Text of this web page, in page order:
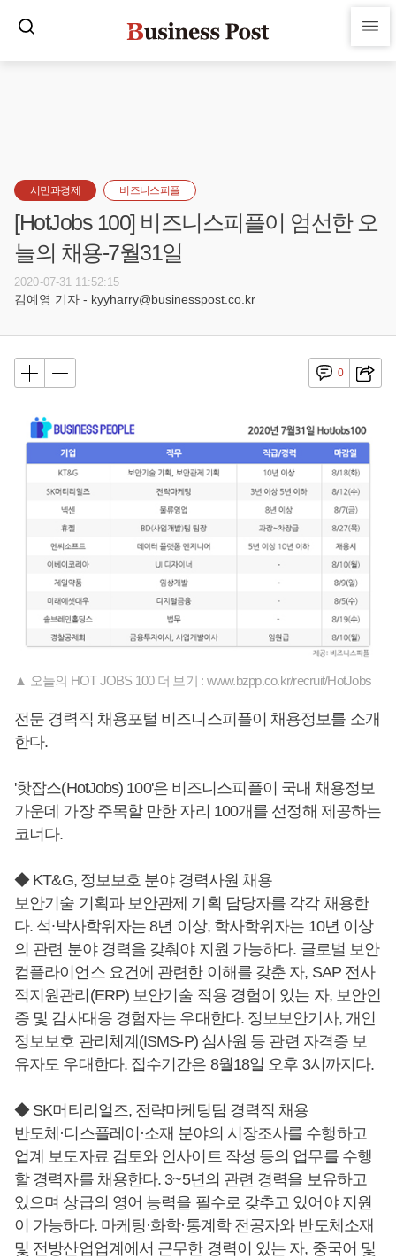
시민과경제 비즈니스피플
[HotJobs 100] 비즈니스피플이 엄선한 오
늘의 채용-7월31일
2020-07-31 11:52:15
김예영 기자 - kyyharry@businesspost.co.kr
0
▲ 오늘의 HOT JOBS 100 더 보기 : www.bzpp.co.kr/recruit/HotJobs
전문 경력직 채용포털 비즈니스피플이 채용정보를 소개
한다.
'핫잡스(HotJobs) 100'은 비즈니스피플이 국내 채용정보
가운데 가장 주목할 만한 자리 100개를 선정해 제공하는
코너다.
◆ KT&G, 정보보호 분야 경력사원 채용
보안기술 기획과 보안관제 기획 담당자를 각각 채용한
다. 석∙박사학위자는 8년 이상, 학사학위자는 10년 이상
의 관련 분야 경력을 갖춰야 지원 가능하다. 글로벌 보안
컴플라이언스 요건에 관련한 이해를 갖춘 자, SAP 전사
적지원관리(ERP) 보안기술 적용 경험이 있는 자, 보안인
증 및 감사대응 경험자는 우대한다. 정보보안기사, 개인
정보보호 관리체계(ISMS-P) 심사원 등 관련 자격증 보
유자도 우대한다. 접수기간은 8월18일 오후 3시까지다.
◆ SK머티리얼즈, 전략마케팅팀 경력직 채용
반도체·디스플레이·소재 분야의 시장조사를 수행하고
업계 보도자료 검토와 인사이트 작성 등의 업무를 수행
할 경력자를 채용한다. 3~5년의 관련 경력을 보유하고
있으며 상급의 영어 능력을 필수로 갖추고 있어야 지원
이 가능하다. 마케팅·화학·통계학 전공자와 반도체소재
및 전방산업업계에서 근무한 경력이 있는 자, 중국어 및